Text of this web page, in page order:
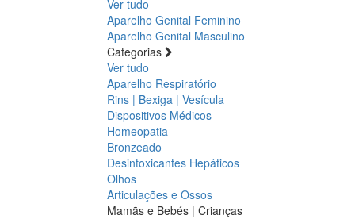
Ver tudo
Aparelho Genital Feminino
Aparelho Genital Masculino
Categorias
Ver tudo
Aparelho Respiratório
Rins | Bexiga | Vesícula
Dispositivos Médicos
Homeopatia
Bronzeado
Desintoxicantes Hepáticos
Olhos
Articulações e Ossos
Mamãs e Bebés | Crianças